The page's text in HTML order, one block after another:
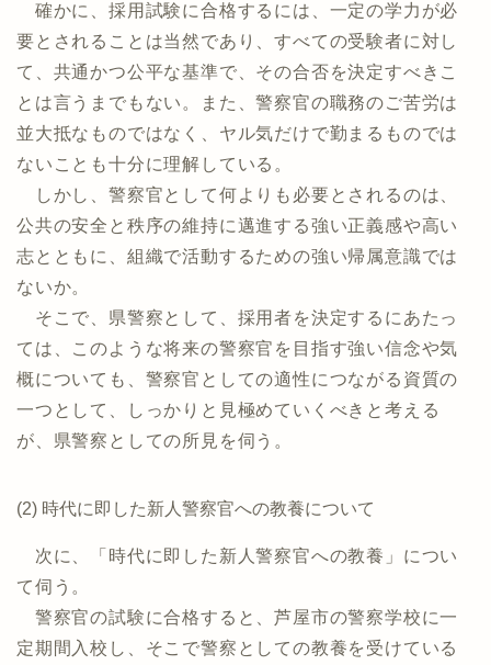
確かに、採用試験に合格するには、一定の学力が必
要とされることは当然であり、すべての受験者に対し
て、共通かつ公平な基準で、その合否を決定すべきこ
とは言うまでもない。また、警察官の職務のご苦労は
並大抵なものではなく、ヤル気だけで勤まるものでは
ないことも十分に理解している。
しかし、警察官として何よりも必要とされるのは、
公共の安全と秩序の維持に邁進する強い正義感や高い
志とともに、組織で活動するための強い帰属意識では
ないか。
そこで、県警察として、採用者を決定するにあたっ
ては、このような将来の警察官を目指す強い信念や気
概についても、警察官としての適性につながる資質の
一つとして、しっかりと見極めていくべきと考える
が、県警察としての所見を伺う。
(2) 時代に即した新人警察官への教養について
次に、「時代に即した新人警察官への教養」につい
て伺う。
警察官の試験に合格すると、芦屋市の警察学校に一
定期間入校し、そこで警察としての教養を受けている